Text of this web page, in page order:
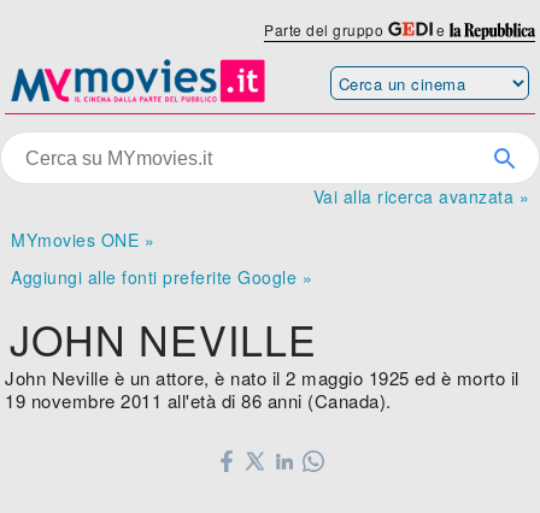
Parte del gruppo e
Vai alla ricerca avanzata »
MYmovies ONE »
Aggiungi alle fonti preferite Google »
JOHN NEVILLE
John Neville è un attore, è nato il 2 maggio 1925 ed è morto il
19 novembre 2011 all'età di 86 anni (Canada).